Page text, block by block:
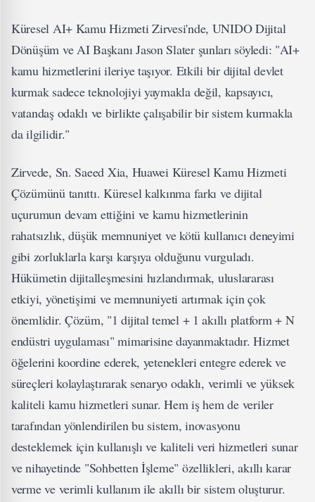
Küresel AI+ Kamu Hizmeti Zirvesi'nde, UNIDO Dijital
Dönüşüm ve AI Başkanı Jason Slater şunları söyledi: "AI+
kamu hizmetlerini ileriye taşıyor. Etkili bir dijital devlet
kurmak sadece teknolojiyi yaymakla değil, kapsayıcı,
vatandaş odaklı ve birlikte çalışabilir bir sistem kurmakla
da ilgilidir."
Zirvede, Sn. Saeed Xia, Huawei Küresel Kamu Hizmeti
Çözümünü tanıttı. Küresel kalkınma farkı ve dijital
uçurumun devam ettiğini ve kamu hizmetlerinin
rahatsızlık, düşük memnuniyet ve kötü kullanıcı deneyimi
gibi zorluklarla karşı karşıya olduğunu vurguladı.
Hükümetin dijitalleşmesini hızlandırmak, uluslararası
etkiyi, yönetişimi ve memnuniyeti artırmak için çok
önemlidir. Çözüm, "1 dijital temel + 1 akıllı platform + N
endüstri uygulaması" mimarisine dayanmaktadır. Hizmet
öğelerini koordine ederek, yetenekleri entegre ederek ve
süreçleri kolaylaştırarak senaryo odaklı, verimli ve yüksek
kaliteli kamu hizmetleri sunar. Hem iş hem de veriler
tarafından yönlendirilen bu sistem, inovasyonu
desteklemek için kullanışlı ve kaliteli veri hizmetleri sunar
ve nihayetinde "Sohbetten İşleme" özellikleri, akıllı karar
verme ve verimli kullanım ile akıllı bir sistem oluşturur.